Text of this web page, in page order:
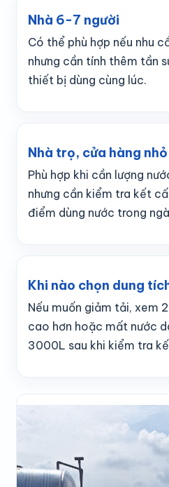
Nhà 6-7 người
Có thể phù hợp nếu nhu
nhưng cần tính thêm tần
thiết bị dùng cùng lúc.
Nhà trọ, cửa hàng nhỏ
Phù hợp khi cần lượng
nhưng cần kiểm tra kết
điểm dùng nước trong
Khi nào chọn dung
Nếu muốn giảm tải, xem
cao hơn hoặc mất nước
3000L sau khi kiểm tra